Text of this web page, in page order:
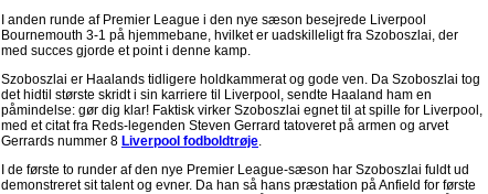
I anden runde af Premier League i den nye sæson besejrede Liverpool
Bournemouth 3-1 på hjemmebane, hvilket er uadskilleligt fra Szoboszlai, der
med succes gjorde et point i denne kamp.
Szoboszlai er Haalands tidligere holdkammerat og gode ven. Da Szoboszlai tog
det hidtil største skridt i sin karriere til Liverpool, sendte Haaland ham en
påmindelse: gør dig klar! Faktisk virker Szoboszlai egnet til at spille for Liverpool,
med et citat fra Reds-legenden Steven Gerrard tatoveret på armen og arvet
Gerrards nummer 8 Liverpool fodboldtrøje.
I de første to runder af den nye Premier League-sæson har Szoboszlai fuldt ud
demonstreret sit talent og evner. Da han så hans præstation på Anfield for første